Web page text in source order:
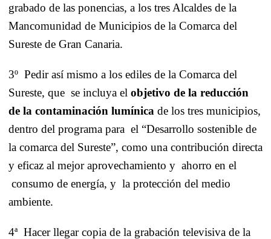
grabado de las ponencias, a los tres Alcaldes de la
Mancomunidad de Municipios de la Comarca del
Sureste de Gran Canaria.
3º Pedir así mismo a los ediles de la Comarca del
Sureste, que se incluya el objetivo de la reducción
de la contaminación lumínica de los tres municipios,
dentro del programa para el “Desarrollo sostenible de
la comarca del Sureste”, como una contribución directa
y eficaz al mejor aprovechamiento y ahorro en el
consumo de energía, y la protección del medio
ambiente.
4ª Hacer llegar copia de la grabación televisiva de la